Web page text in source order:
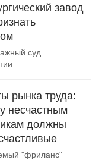
завод
суд
рынка труда:
несчастным
должны
"фриланс"